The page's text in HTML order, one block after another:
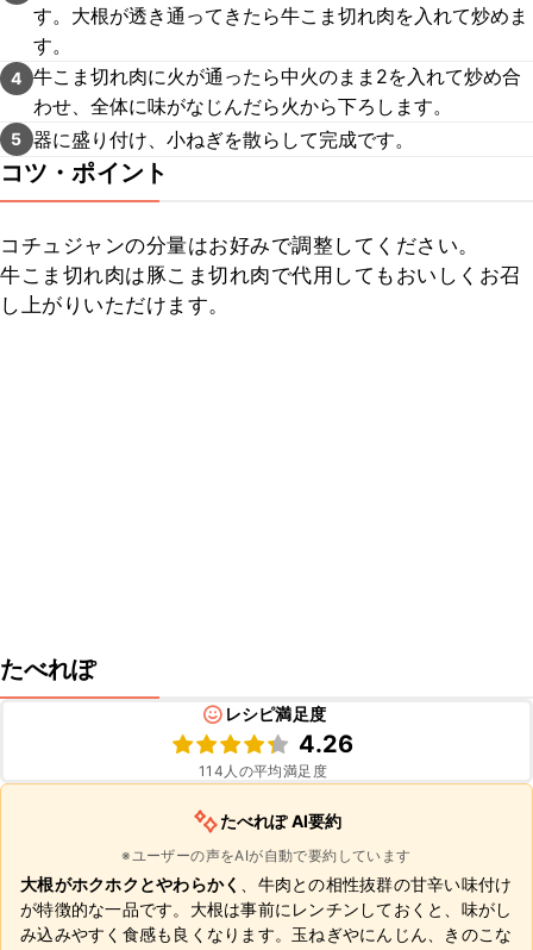
す。大根が透き通ってきたら牛こま切れ肉を入れて炒めま
す。
4 牛こま切れ肉に火が通ったら中火のまま2を入れて炒め合
わせ、全体に味がなじんだら火から下ろします。
5 器に盛り付け、小ねぎを散らして完成です。
コツ・ポイント
コチュジャンの分量はお好みで調整してください。
牛こま切れ肉は豚こま切れ肉で代用してもおいしくお召
し上がりいただけます。
たべれぽ
レシピ満足度
4.26
114 人の平均満足度
たべれぽ AI要約
※ユーザーの声をAIが自動で要約しています
大根がホクホクとやわらかく
、牛肉との相性抜群の甘辛い味付け
が特徴的な一品です。大根は事前にレンチンしておくと、味がし
み込みやすく食感も良くなります。玉ねぎやにんじん、きのこな